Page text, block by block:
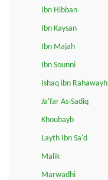
Ibn Hibban
Ibn Kaysan
Ibn Majah
Ibn Sounni
Ishaq ibn Rahawayh
Ja'far As-Sadiq
Khoubayb
Layth Ibn Sa'd
Malik
Marwadhi